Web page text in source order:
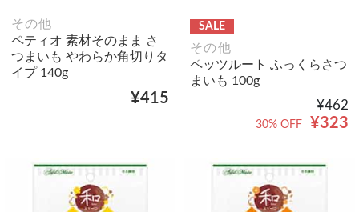
その他
ペティオ 素材そのまま さ
つまいも やわらか角切りタ
イプ 140g
¥415
SALE
その他
ペッツルート ふっくらさつ
まいも 100g
¥462
¥323
30% OFF